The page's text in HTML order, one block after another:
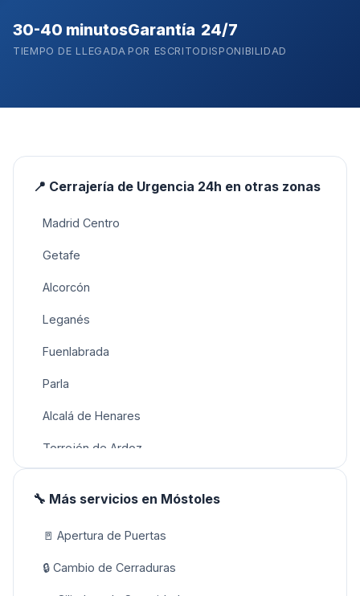
30-40 minutos
TIEMPO DE LLEGADA
Garantía
POR ESCRITO
24/7
DISPONIBILIDAD
📍 Cerrajería de Urgencia 24h en otras zonas
Madrid Centro
Getafe
Alcorcón
Leganés
Fuenlabrada
Parla
Alcalá de Henares
Torrejón de Ardoz
🔧 Más servicios en Móstoles
🚪 Apertura de Puertas
🔒 Cambio de Cerraduras